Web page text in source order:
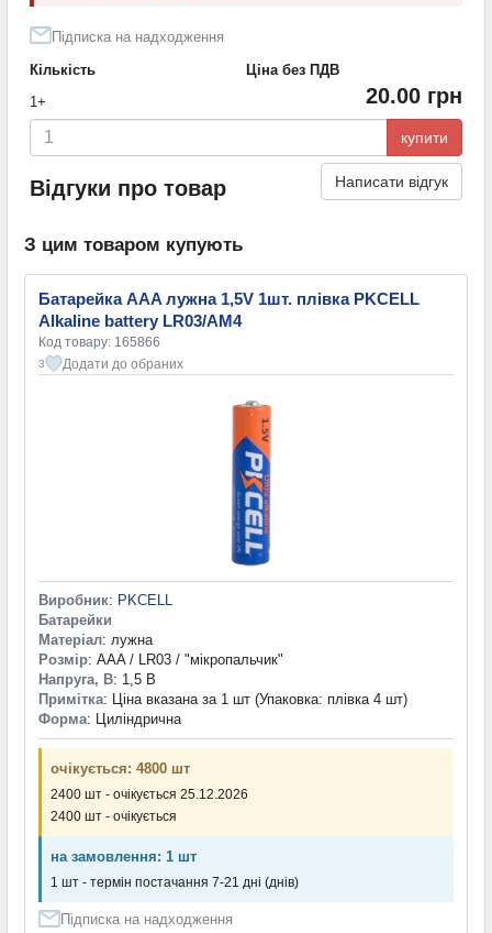
Підписка на надходження
Кількість
Ціна без ПДВ
1+
20.00 грн
купити
Відгуки про товар Написати відгук
З цим товаром купують
Батарейка AAA лужна 1,5V 1шт. плівка PKCELL
Alkaline battery LR03/AM4
Код товару: 165866
3 Додати до обраних
Виробник: PKCELL
Батарейки
Матеріал: лужна
Розмір: AAA / LR03 / "мікропальчик"
Напруга, В: 1,5 В
Примітка: Ціна вказана за 1 шт (Упаковка: плівка 4 шт)
Форма: Циліндрична
очікується: 4800 шт
2400 шт - очікується 25.12.2026
2400 шт - очікується
на замовлення: 1 шт
1 шт - термін постачання 7-21 дні (днів)
Підписка на надходження